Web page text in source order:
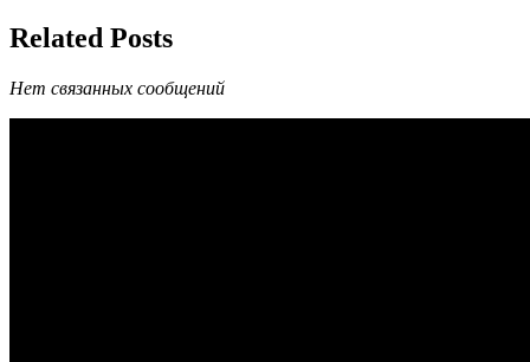
Related Posts
Нет связанных сообщений